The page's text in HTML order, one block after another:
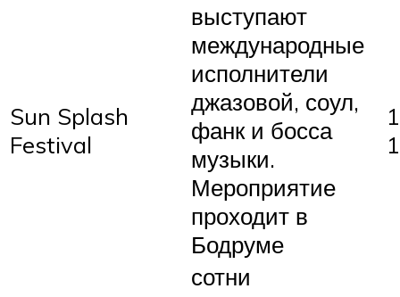
Sun Splash
Festival
выступают
международные
исполнители
джазовой, соул,
фанк и босса
музыки.
Мероприятие
проходит в
Бодруме
сотни